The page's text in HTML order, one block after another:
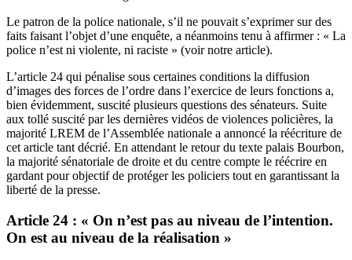
Le patron de la police nationale, s’il ne pouvait s’exprimer sur des
faits faisant l’objet d’une enquête, a néanmoins tenu à affirmer : « La
police n’est ni violente, ni raciste » (voir notre article).
L’article 24 qui pénalise sous certaines conditions la diffusion
d’images des forces de l’ordre dans l’exercice de leurs fonctions a,
bien évidemment, suscité plusieurs questions des sénateurs. Suite
aux tollé suscité par les dernières vidéos de violences policières, la
majorité LREM de l’Assemblée nationale a annoncé la réécriture de
cet article tant décrié. En attendant le retour du texte palais Bourbon,
la majorité sénatoriale de droite et du centre compte le réécrire en
gardant pour objectif de protéger les policiers tout en garantissant la
liberté de la presse.
Article 24 : « On n’est pas au niveau de l’intention.
On est au niveau de la réalisation »